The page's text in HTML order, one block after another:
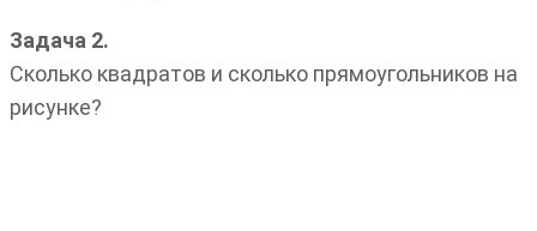
Задача 2.
Сколько квадратов и сколько прямоугольников на
рисунке?